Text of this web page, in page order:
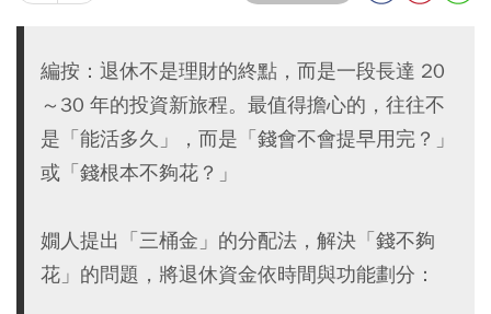
編按：退休不是理財的終點，而是一段長達 20
～30 年的投資新旅程。最值得擔心的，往往不
是「能活多久」，而是「錢會不會提早用完？」
或「錢根本不夠花？」
嫺人提出「三桶金」的分配法，解決「錢不夠
花」的問題，將退休資金依時間與功能劃分：